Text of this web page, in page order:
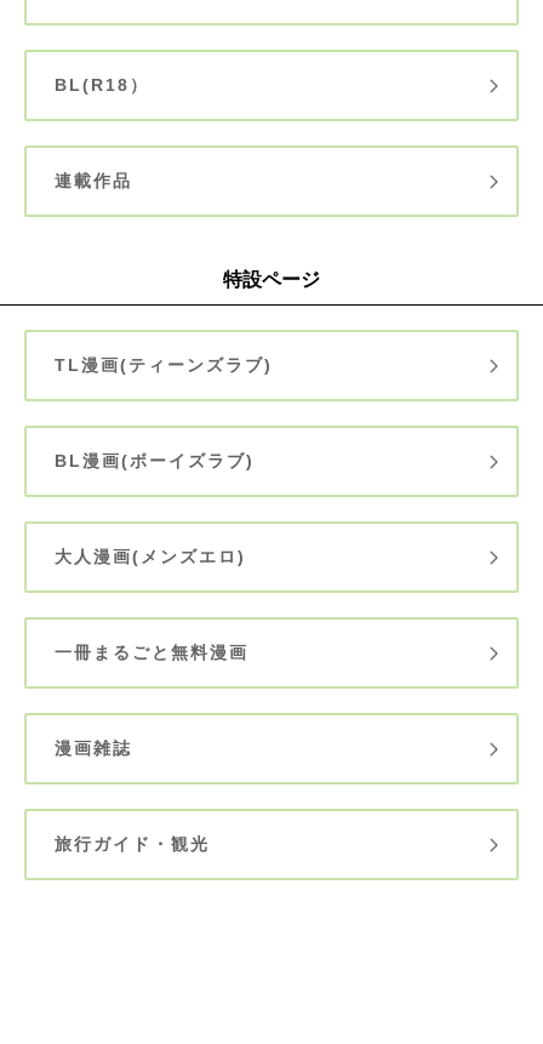
BL(R18）
連載作品
特設ページ
TL漫画(ティーンズラブ)
BL漫画(ボーイズラブ)
大人漫画(メンズエロ)
一冊まるごと無料漫画
漫画雑誌
旅行ガイド・観光